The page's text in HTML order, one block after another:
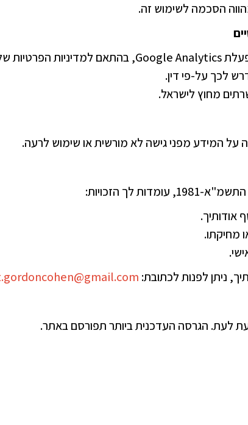
הסכמה לשימוש זה.
לכך על-פי דין.
מחוץ לישראל.
על המידע מפני גישה לא מורשית או שימוש לרעה.
לך הזכויות:
אודותיך.
מחיקתו.
ניתן לפנות לכתובת:
לעת. הגרסה העדכנית ביותר תפורסם באתר.